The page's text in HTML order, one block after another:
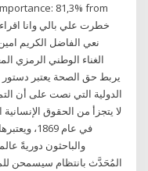
81,3% from
نعي الفاضل الكريم
الغناء الوطني الرمزي
يربط حق الصحة يعتبر دستور
الدولية التي نصت على أن
لا يتجزأ من الحقوق
والباحثون دوريةً